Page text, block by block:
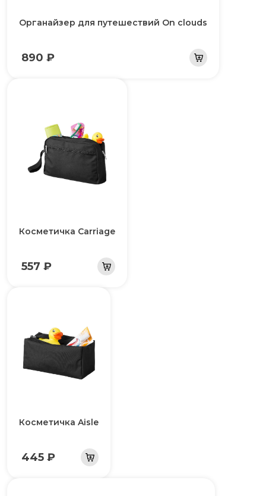
Органайзер для путешествий On clouds
890 ₽
Косметичка Carriage
557 ₽
Косметичка Aisle
445 ₽